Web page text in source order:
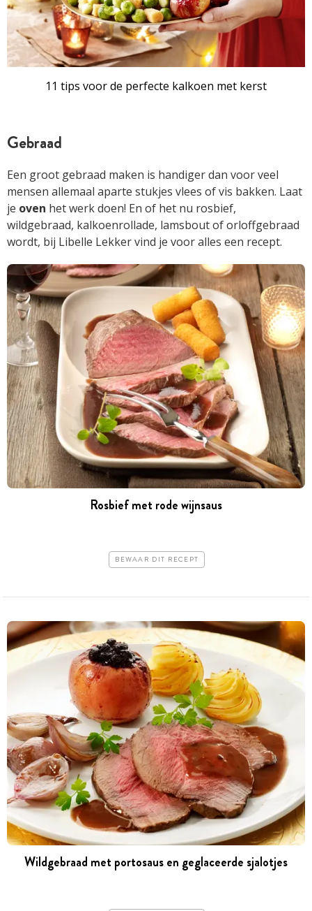
11 tips voor de perfecte kalkoen met kerst
Gebraad
Een groot gebraad maken is handiger dan voor veel
mensen allemaal aparte stukjes vlees of vis bakken. Laat
je oven het werk doen! En of het nu rosbief,
wildgebraad, kalkoenrollade, lamsbout of orloffgebraad
wordt, bij Libelle Lekker vind je voor alles een recept.
Rosbief met rode wijnsaus
BEWAAR DIT RECEPT
Wildgebraad met portosaus en geglaceerde sjalotjes